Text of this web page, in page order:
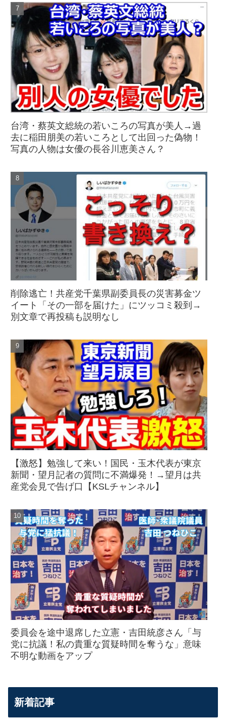
台湾・蔡英文総統の若いころの写真が美人→過
去に稲田朋美の若いころとして出回った偽物！
写真の人物は女優の長谷川恵美さん？
削除逃亡！共産党千葉県副委員長の災害募金ツ
イート「その一部を届けた」にツッコミ殺到→
別文章で再投稿も説明なし
【激怒】勉強して来い！国民・玉木代表が東京
新聞・望月記者の質問に不満爆発！→望月は共
産党会見で告げ口【KSLチャンネル】
委員会を途中退席した立憲・吉田統彦さん「与
党に抗議！私の貴重な質疑時間を奪うな」意味
不明な動画をアップ
新着記事